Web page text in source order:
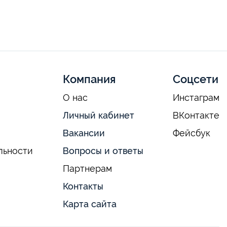
Компания
О нас
Личный кабинет
Вакансии
Вопросы и ответы
Партнерам
Контакты
Карта сайта
Соцсети
Инстаграм
ВКонтакте
Фейсбук